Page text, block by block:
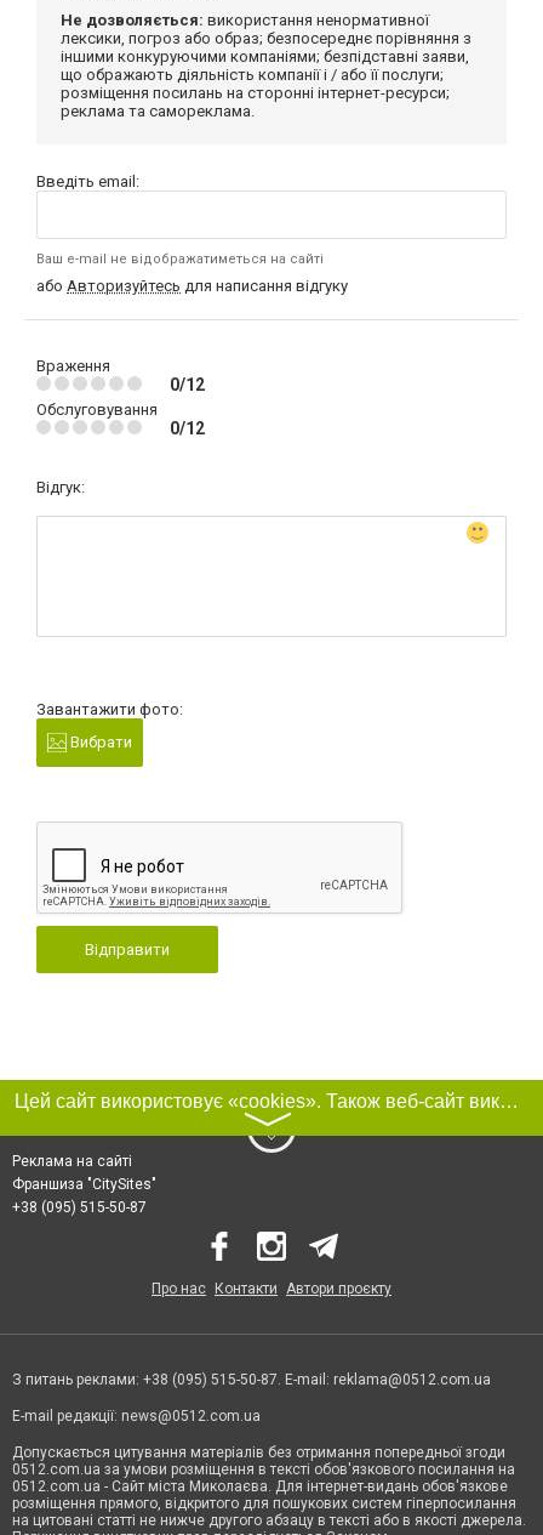
Не дозволяється: використання ненормативної
лексики, погроз або образ; безпосереднє порівняння з
іншими конкуруючими компаніями; безпідставні заяви,
що ображають діяльність компанії і / або її послуги;
розміщення посилань на сторонні інтернет-ресурси;
реклама та самореклама.
Введіть email:
Ваш e-mail не відображатиметься на сайті
або Авторизуйтесь для написання відгуку
Враження
0/12
Обслуговування
0/12
Відгук:
Завантажити фото:
Вибрати
Відправити
Цей сайт використовує «cookies». Також веб-сайт використовує інтернет-сервіс для збору технічних даних стосовно відвідувачів з метою отримання маркетингової та статистичної інформації. Умови обробки даних відвідувачів сайту див.
〉
Реклама на сайті
Франшиза "CitySites"
+38 (095) 515-50-87
Про нас Контакти Автори проєкту
З питань реклами: +38 (095) 515-50-87. E-mail: reklama@0512.com.ua
E-mail редакції: news@0512.com.ua
Допускається цитування матеріалів без отримання попередньої згоди
0512.com.ua за умови розміщення в тексті обов'язкового посилання на
0512.com.ua - Сайт міста Миколаєва. Для інтернет-видань обов'язкове
розміщення прямого, відкритого для пошукових систем гіперпосилання
на цитовані статті не нижче другого абзацу в тексті або в якості джерела.